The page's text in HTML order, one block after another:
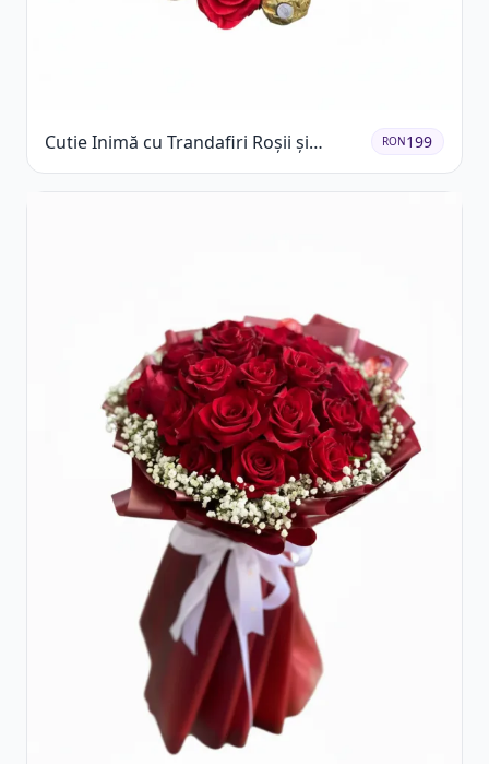
Cutie Inimă cu Trandafiri Roșii și
Ferrero Rocher
RON199